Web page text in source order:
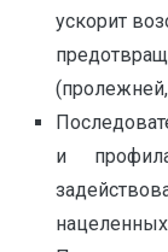
ускорит
и